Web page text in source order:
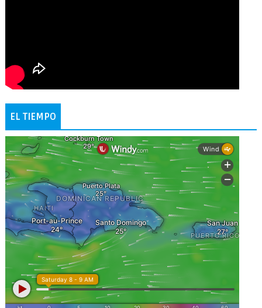
EL TIEMPO